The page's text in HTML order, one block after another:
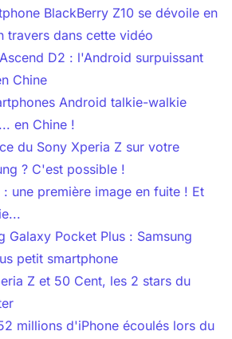
BlackBerry Z10 se dévoile en
travers dans cette vidéo
D2 : l'Android surpuissant
Chine
Android talkie-walkie
en Chine !
du Sony Xperia Z sur votre
? C'est possible !
une première image en fuite ! Et
Galaxy Pocket Plus : Samsung
petit smartphone
Z et 50 Cent, les 2 stars du
millions d'iPhone écoulés lors du